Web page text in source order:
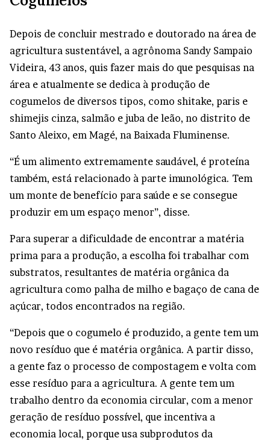
Depois de concluir mestrado e doutorado na área de
agricultura sustentável, a agrônoma Sandy Sampaio
Videira, 43 anos, quis fazer mais do que pesquisas na
área e atualmente se dedica à produção de
cogumelos de diversos tipos, como shitake, paris e
shimejis cinza, salmão e juba de leão, no distrito de
Santo Aleixo, em Magé, na Baixada Fluminense.
“É um alimento extremamente saudável, é proteína
também, está relacionado à parte imunológica. Tem
um monte de benefício para saúde e se consegue
produzir em um espaço menor”, disse.
Para superar a dificuldade de encontrar a matéria
prima para a produção, a escolha foi trabalhar com
substratos, resultantes de matéria orgânica da
agricultura como palha de milho e bagaço de cana de
açúcar, todos encontrados na região.
“Depois que o cogumelo é produzido, a gente tem um
novo resíduo que é matéria orgânica. A partir disso,
a gente faz o processo de compostagem e volta com
esse resíduo para a agricultura. A gente tem um
trabalho dentro da economia circular, com a menor
geração de resíduo possível, que incentiva a
economia local, porque usa subprodutos da